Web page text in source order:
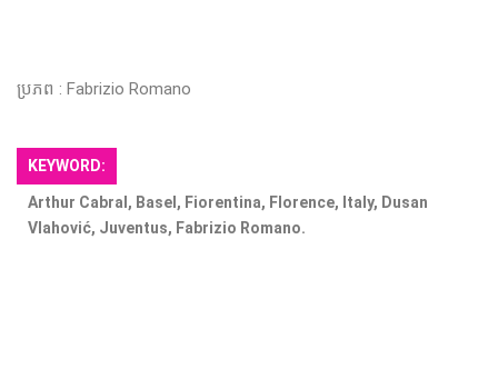
ប្រភព​ : Fabrizio Romano
KEYWORD:
Arthur Cabral, Basel, Fiorentina, Florence, Italy, Dusan
Vlahović, Juventus, Fabrizio Romano.